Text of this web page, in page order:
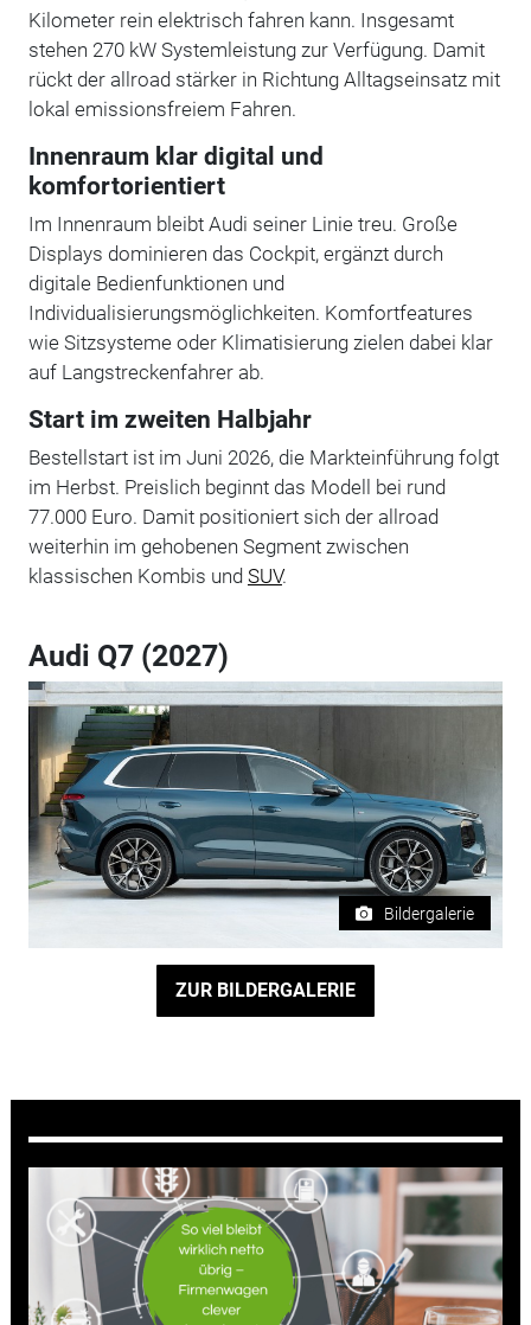
Kilometer rein elektrisch fahren kann. Insgesamt
stehen 270 kW Systemleistung zur Verfügung. Damit
rückt der allroad stärker in Richtung Alltagseinsatz mit
lokal emissionsfreiem Fahren.
Innenraum klar digital und
komfortorientiert
Im Innenraum bleibt Audi seiner Linie treu. Große
Displays dominieren das Cockpit, ergänzt durch
digitale Bedienfunktionen und
Individualisierungsmöglichkeiten. Komfortfeatures
wie Sitzsysteme oder Klimatisierung zielen dabei klar
auf Langstreckenfahrer ab.
Start im zweiten Halbjahr
Bestellstart ist im Juni 2026, die Markteinführung folgt
im Herbst. Preislich beginnt das Modell bei rund
77.000 Euro. Damit positioniert sich der allroad
weiterhin im gehobenen Segment zwischen
klassischen Kombis und SUV.
Audi Q7 (2027)
Bildergalerie
ZUR BILDERGALERIE